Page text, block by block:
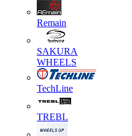
Remain
SAKURA
WHEELS
TechLine
TREBL